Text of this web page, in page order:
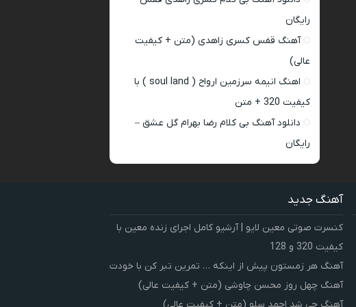
رایگان
آهنگ قفس کسری زاهدی (متن + کیفیت
عالی)
اهنگ انیمه سرزمین ارواح ( soul land ) با
کیفیت 320 + متن
دانلود آهنگ بی کلام رضا بهرام گل عشق –
رایگان
آهنگ جدید
کنسرت صوتی معین لایو | آرشیو کامل اجرای زنده معین با
کیفیت 320 و 128
آهنگ هر زمستون پیش از اینکه … تمرین تبر کن با خودت
آهنگ چهل روز محسن چاوشی (متن + کیفیت عالی)